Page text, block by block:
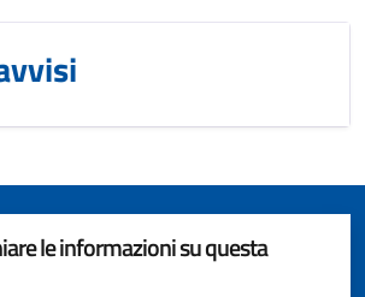
le informazioni su questa